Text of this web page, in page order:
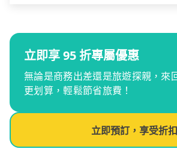
立即享 95 折專屬優惠
無論是商務出差還是旅遊探親，來
更划算，輕鬆節省旅費！
立即預訂，享受折扣